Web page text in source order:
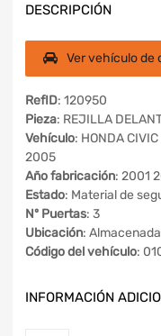
DESCRIPCIÓN
Ver vehículo de
RefID: 120950
Pieza: REJILLA
Vehículo: HONDA
2005
Año fabricación: 2001
Estado: Material de
Nº Puertas: 3
Ubicación: Almacenada
Código del vehículo:
INFORMACIÓN